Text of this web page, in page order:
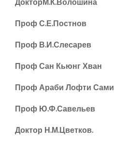
ДокторМ.К.Волошина
Проф С.Е.Постнов
Проф В.И.Слесарев
Проф Сан Кьюнг Хван
Проф Араби Лофти Сами
Проф Ю.Ф.Савельев
Доктор Н.М.Цветков.